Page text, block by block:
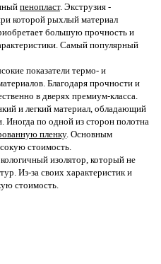
пенопласт. Экструзия -
которой рыхлый материал
большую прочность и
Самый популярный
показатели термо- и
Благодаря прочности и
в дверях премиум-класса.
и легкий материал, обладающий
по одной из сторон полотна
пленку. Основным
стоимость.
изолятор, который не
Из-за своих характеристик и
стоимость.